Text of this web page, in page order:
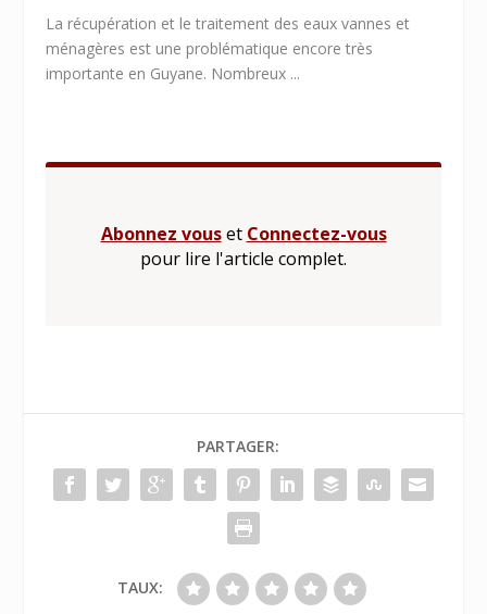
La récupération et le traitement des eaux vannes et
ménagères est une problématique encore très
importante en Guyane. Nombreux ...
Abonnez vouset Connectez-vous
pour lire l'article complet.
PARTAGER:
TAUX: